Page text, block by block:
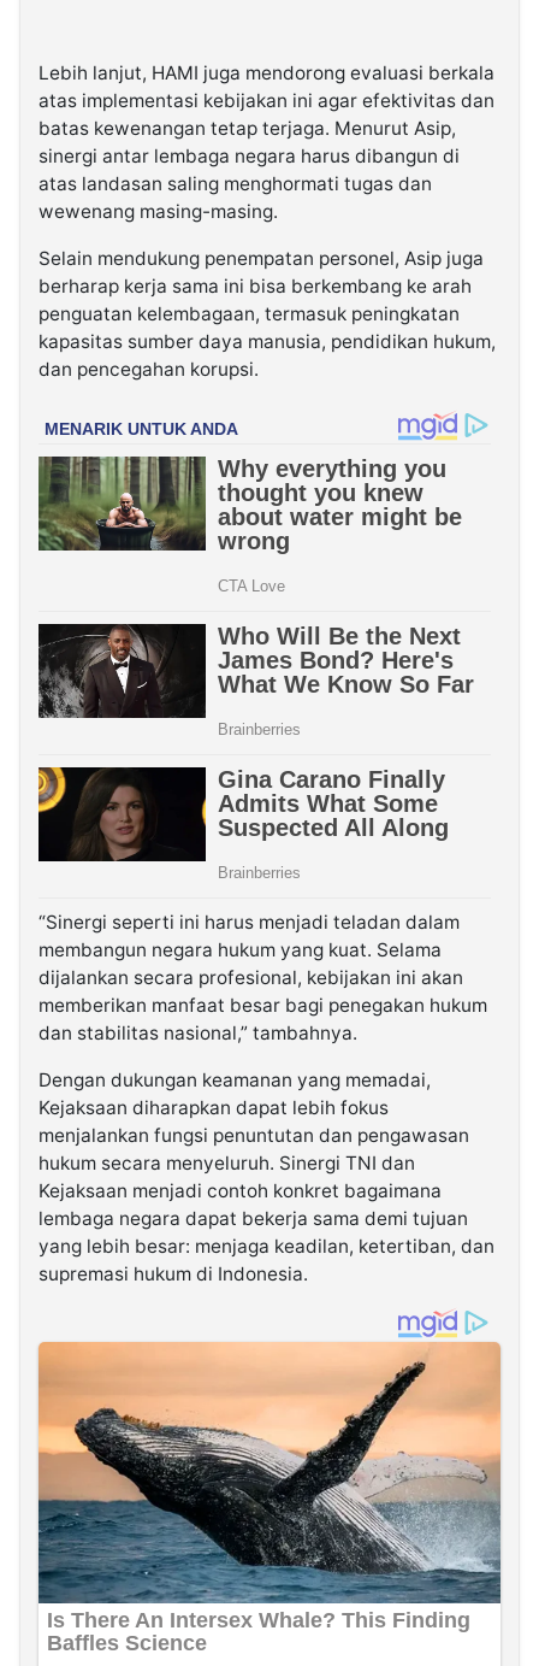
Lebih lanjut, HAMI juga mendorong evaluasi berkala
atas implementasi kebijakan ini agar efektivitas dan
batas kewenangan tetap terjaga. Menurut Asip,
sinergi antar lembaga negara harus dibangun di
atas landasan saling menghormati tugas dan
wewenang masing-masing.
Selain mendukung penempatan personel, Asip juga
berharap kerja sama ini bisa berkembang ke arah
penguatan kelembagaan, termasuk peningkatan
kapasitas sumber daya manusia, pendidikan hukum,
dan pencegahan korupsi.
“Sinergi seperti ini harus menjadi teladan dalam
membangun negara hukum yang kuat. Selama
dijalankan secara profesional, kebijakan ini akan
memberikan manfaat besar bagi penegakan hukum
dan stabilitas nasional,” tambahnya.
Dengan dukungan keamanan yang memadai,
Kejaksaan diharapkan dapat lebih fokus
menjalankan fungsi penuntutan dan pengawasan
hukum secara menyeluruh. Sinergi TNI dan
Kejaksaan menjadi contoh konkret bagaimana
lembaga negara dapat bekerja sama demi tujuan
yang lebih besar: menjaga keadilan, ketertiban, dan
supremasi hukum di Indonesia.